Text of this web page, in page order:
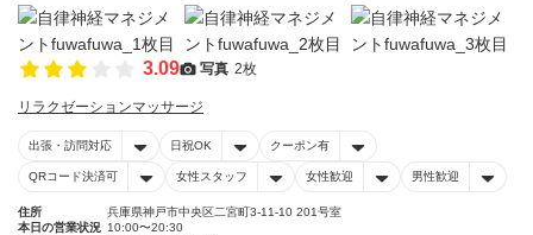
3.09 写真 2枚
リラクゼーションマッサージ
出張・訪問対応 日祝OK クーポン有
QRコード決済可 女性スタッフ 女性歓迎 男性歓迎
住所
兵庫県神戸市中央区二宮町3-11-10 201号室
本日の営業状況 10:00〜20:30